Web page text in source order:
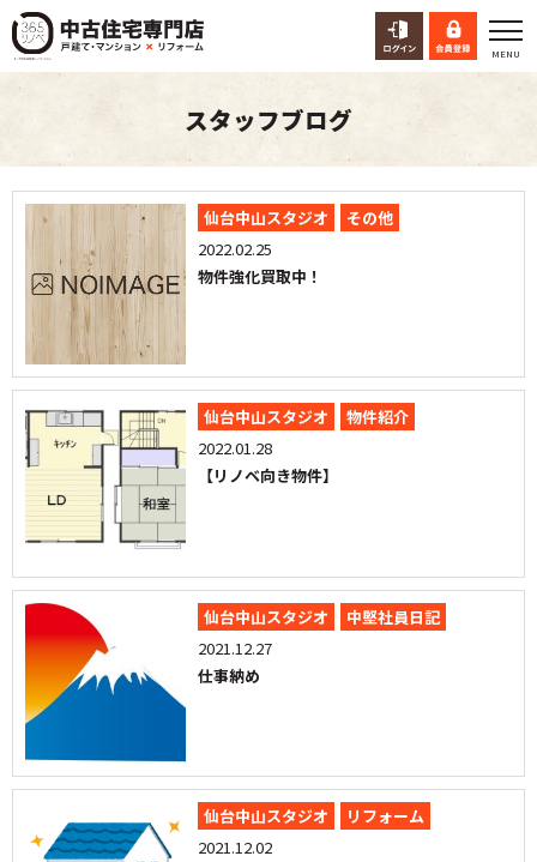
スタッフブログ
仙台中山スタジオ
その他
2022.02.25
物件強化買取中！
仙台中山スタジオ
物件紹介
2022.01.28
【リノベ向き物件】
仙台中山スタジオ
中堅社員日記
2021.12.27
仕事納め
仙台中山スタジオ
リフォーム
2021.12.02